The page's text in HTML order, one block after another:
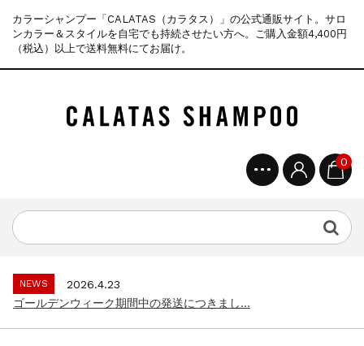
カラーシャンプー「CALATAS（カラタス）」の公式通販サイト。サロ
ンカラー＆スタイルを自宅でも持続させたい方へ。ご購入金額4,400円
（税込）以上で送料無料にてお届け。
0
ゴールデンウィーク期間中の商品発送とカス...
NEWS
2026.7.29
NEWS
2026.4.23
ゴールデンウィーク期間中の発送につきまし...